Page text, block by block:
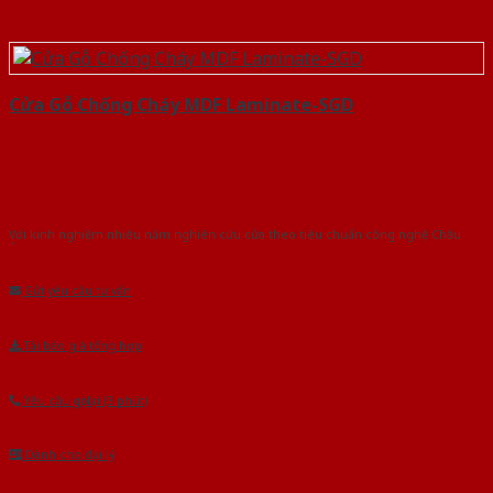
Cửa Gỗ Chống Cháy MDF Laminate-SGD
Với kinh nghiệm nhiêu năm nghiên cứu cửa theo tiêu chuẩn công nghệ Châu
Gửi yêu cầu tư vấn
Tải báo giá tổng hợp
Yêu cầu gọi lại (3 phút)
Dành cho đại lý